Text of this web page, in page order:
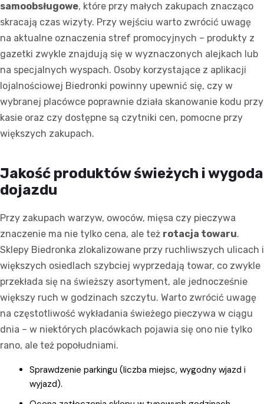
samoobsługowe, które przy małych zakupach znacząco
skracają czas wizyty. Przy wejściu warto zwrócić uwagę
na aktualne oznaczenia stref promocyjnych – produkty z
gazetki zwykle znajdują się w wyznaczonych alejkach lub
na specjalnych wyspach. Osoby korzystające z aplikacji
lojalnościowej Biedronki powinny upewnić się, czy w
wybranej placówce poprawnie działa skanowanie kodu przy
kasie oraz czy dostępne są czytniki cen, pomocne przy
większych zakupach.
Jakość produktów świeżych i wygoda
dojazdu
Przy zakupach warzyw, owoców, mięsa czy pieczywa
znaczenie ma nie tylko cena, ale też rotacja towaru.
Sklepy Biedronka zlokalizowane przy ruchliwszych ulicach i
większych osiedlach szybciej wyprzedają towar, co zwykle
przekłada się na świeższy asortyment, ale jednocześnie
większy ruch w godzinach szczytu. Warto zwrócić uwagę
na częstotliwość wykładania świeżego pieczywa w ciągu
dnia – w niektórych placówkach pojawia się ono nie tylko
rano, ale też popołudniami.
Sprawdzenie parkingu (liczba miejsc, wygodny wjazd i
wyjazd).